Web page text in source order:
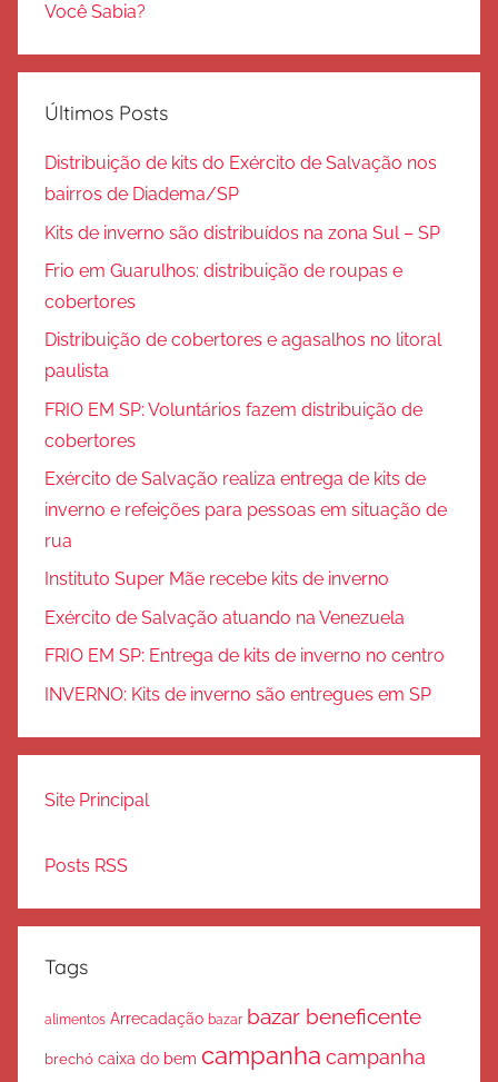
Você Sabia?
Últimos Posts
Distribuição de kits do Exército de Salvação nos
bairros de Diadema/SP
Kits de inverno são distribuídos na zona Sul – SP
Frio em Guarulhos: distribuição de roupas e
cobertores
Distribuição de cobertores e agasalhos no litoral
paulista
FRIO EM SP: Voluntários fazem distribuição de
cobertores
Exército de Salvação realiza entrega de kits de
inverno e refeições para pessoas em situação de
rua
Instituto Super Mãe recebe kits de inverno
Exército de Salvação atuando na Venezuela
FRIO EM SP: Entrega de kits de inverno no centro
INVERNO: Kits de inverno são entregues em SP
Site Principal
Posts RSS
Tags
alimentos Arrecadação bazar bazar beneficente
brechó caixa do bem campanha campanha